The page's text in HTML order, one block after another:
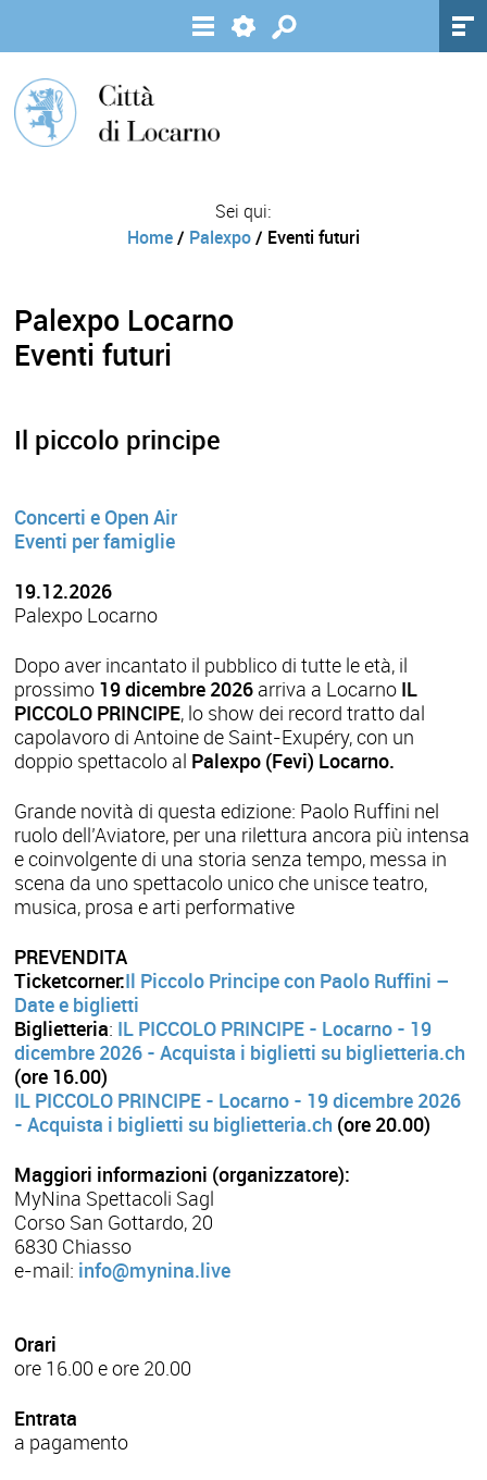
Sei qui:
Home/ Palexpo/ Eventi futuri
Palexpo Locarno
Eventi futuri
Il piccolo principe
Concerti e Open Air
Eventi per famiglie
19.12.2026
Palexpo Locarno
Dopo aver incantato il pubblico di tutte le età, il
prossimo 19 dicembre 2026 arriva a Locarno IL
PICCOLO PRINCIPE, lo show dei record tratto dal
capolavoro di Antoine de Saint-Exupéry, con un
doppio spettacolo al Palexpo (Fevi) Locarno.
Grande novità di questa edizione: Paolo Ruffini nel
ruolo dell’Aviatore, per una rilettura ancora più intensa
e coinvolgente di una storia senza tempo, messa in
scena da uno spettacolo unico che unisce teatro,
musica, prosa e arti performative
PREVENDITA
Ticketcorner:Il Piccolo Principe con Paolo Ruffini –
Date e biglietti
Biglietteria: IL PICCOLO PRINCIPE - Locarno - 19
dicembre 2026 - Acquista i biglietti su biglietteria.ch
(ore 16.00)
IL PICCOLO PRINCIPE - Locarno - 19 dicembre 2026
- Acquista i biglietti su biglietteria.ch (ore 20.00)
Maggiori informazioni (organizzatore):
MyNina Spettacoli Sagl
Corso San Gottardo, 20
6830 Chiasso
e-mail: info@mynina.live
Orari
ore 16.00 e ore 20.00
Entrata
a pagamento